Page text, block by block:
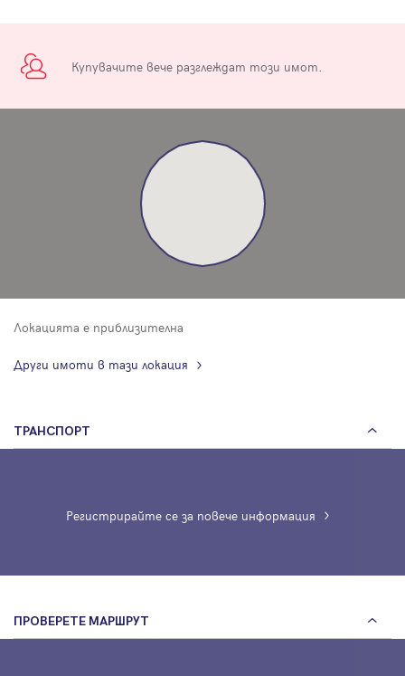
Купувачите вече разглеждат този имот.
Локацията е приблизителна
Други имоти в тази локация
ТРАНСПОРТ
Регистрирайте се за повече информация
ПРОВЕРЕТЕ МАРШРУТ